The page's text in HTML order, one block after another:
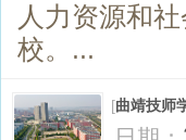
人力资源和
校。...
[曲靖技师